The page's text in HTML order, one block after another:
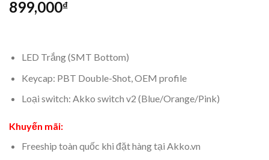
899,000₫
LED Trắng (SMT Bottom)
Keycap: PBT Double-Shot, OEM profile
Loại switch: Akko switch v2 (Blue/Orange/Pink)
Khuyến mãi:
Freeship toàn quốc khi đặt hàng tại Akko.vn